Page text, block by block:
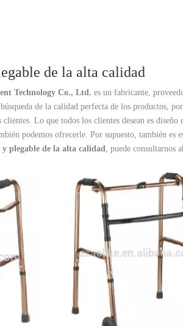
de la alta calidad
Technology Co., Ltd. es un fabricante,
de la calidad perfecta de los productos,
clientes. Lo que todos los clientes desean es
podemos ofrecerle. Por supuesto, también es
plegable de la alta calidad , puede consultarnos